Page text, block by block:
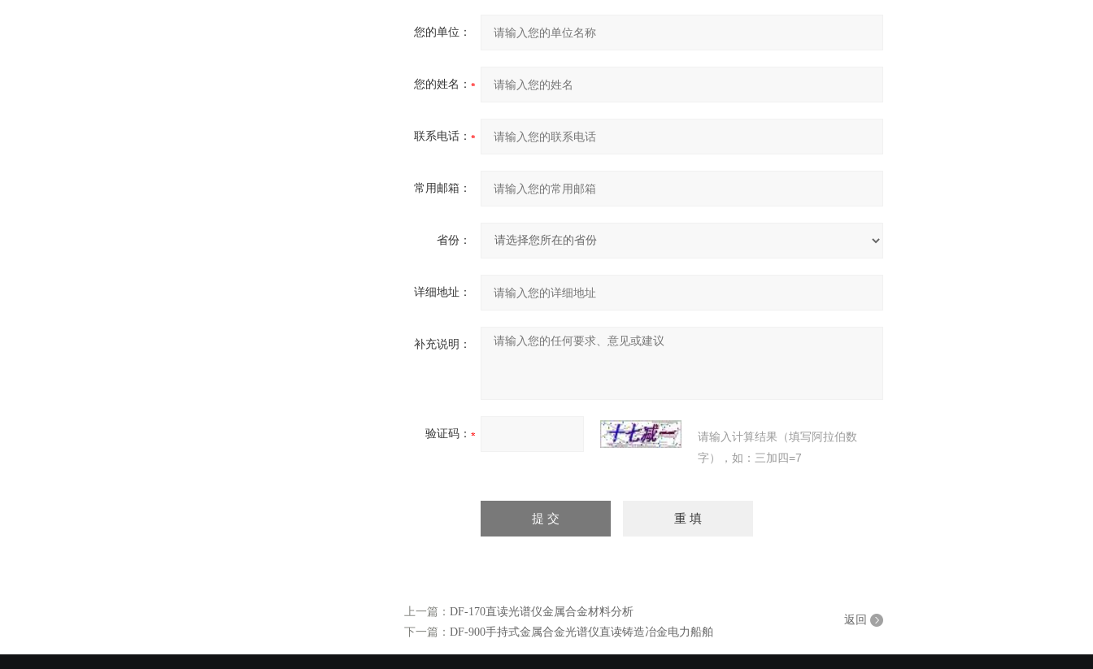
您的单位：
您的姓名：
联系电话：
常用邮箱：
省份：
详细地址：
补充说明：
验证码：
请输入计算结果（填写阿拉伯数
字），如：三加四=7
上一篇： DF-170直读光谱仪金属合金材料分析
下一篇： DF-900手持式金属合金光谱仪直读铸造冶金电力船舶
返回